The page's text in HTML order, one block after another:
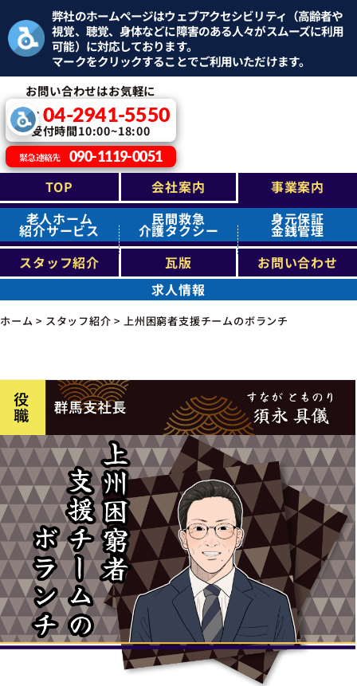
弊社のホームページはウェブアクセシビリティ（高齢者や
視覚、聴覚、身体などに障害のある人々がスムーズに利用
可能）に対応しております。
マークをクリックすることでご利用いただけます。
お問い合わせはお気軽に
TEL：04-2941-5550
受付時間10:00~18:00
緊急連絡先 090-1119-0051
TOP 会社案内
事業案内
老人ホーム
紹介サービス
民間救急
介護タクシー
身元保証
金銭管理
スタッフ紹介
瓦版
お問い合わせ
求人情報
ホーム > スタッフ紹介 >上州困窮者支援チームのボランチ